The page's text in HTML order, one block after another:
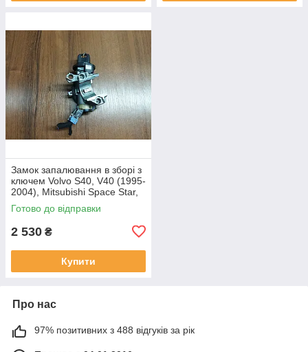
Замок запалювання в зборі з
ключем Volvo S40, V40 (1995-
2004), Mitsubishi Space Star,
Carisma, 30814936,
9980067553, 36.35350 0,HU
Готово до відправки
2 530 ₴
Купити
Про нас
97% позитивних з 488 відгуків за рік